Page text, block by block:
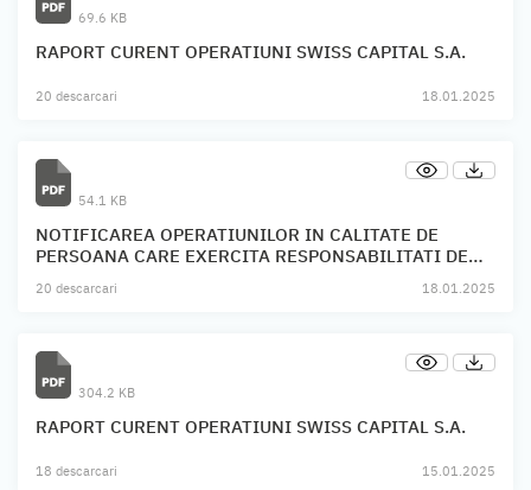
69.6 KB
RAPORT CURENT OPERATIUNI SWISS CAPITAL S.A.
20 descarcari 18.01.2025
54.1 KB
NOTIFICAREA OPERATIUNILOR IN CALITATE DE
PERSOANA CARE EXERCITA RESPONSABILITATI DE
20 descarcari 18.01.2025
304.2 KB
RAPORT CURENT OPERATIUNI SWISS CAPITAL S.A.
18 descarcari 15.01.2025